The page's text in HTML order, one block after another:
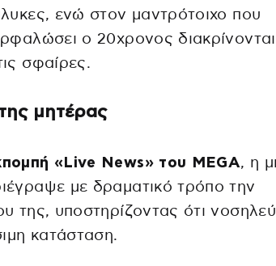
ενώ στον μαντρότοιχο που
ο 20χρονος διακρίνονται
σφαίρες.
μητέρας
«Live News» του MEGA, η
με δραματικό τρόπο την
της, υποστηρίζοντας ότι
κατάσταση.